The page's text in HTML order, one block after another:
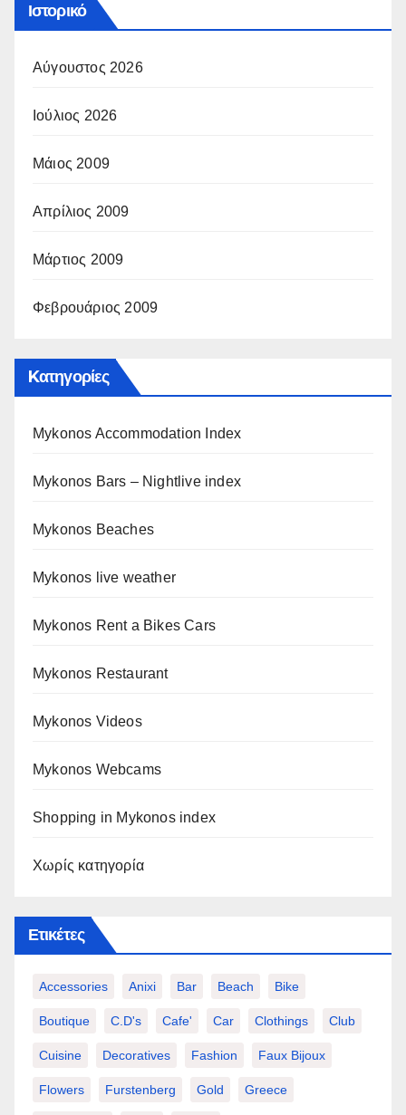
Ιστορικό
Αύγουστος 2026
Ιούλιος 2026
Μάιος 2009
Απρίλιος 2009
Μάρτιος 2009
Φεβρουάριος 2009
Kατηγορίες
Mykonos Accommodation Index
Mykonos Bars – Nightlive index
Mykonos Beaches
Mykonos live weather
Mykonos Rent a Bikes Cars
Mykonos Restaurant
Mykonos Videos
Mykonos Webcams
Shopping in Mykonos index
Χωρίς κατηγορία
Ετικέτες
Accessories Anixi Bar Beach Bike
Boutique C.d's Cafe' Car Clothings Club
Cuisine Decoratives Fashion Faux Bijoux
Flowers Furstenberg Gold Greece